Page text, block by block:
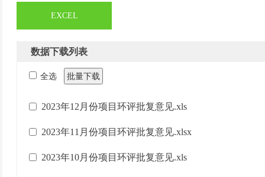
EXCEL
数据下载列表
全选 批量下载
2023年12月份项目环评批复意见.xls
2023年11月份项目环评批复意见.xlsx
2023年10月份项目环评批复意见.xls